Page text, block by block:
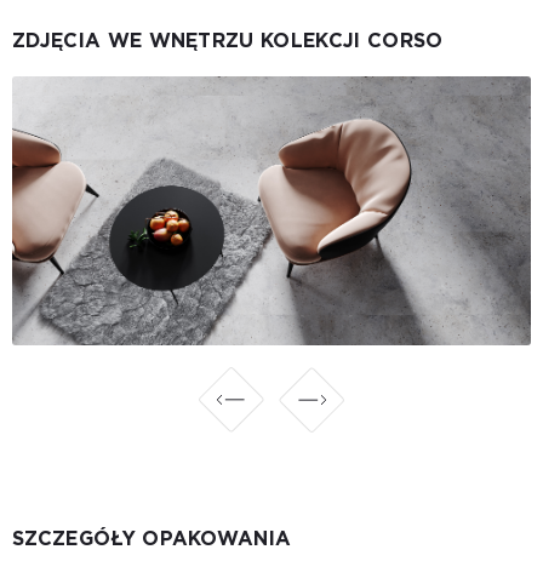
ZDJĘCIA WE WNĘTRZU KOLEKCJI CORSO
SZCZEGÓŁY OPAKOWANIA